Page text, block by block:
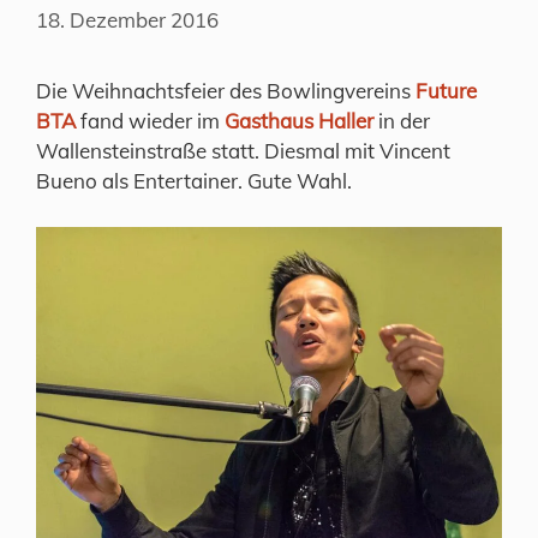
18. Dezember 2016
Die Weihnachtsfeier des Bowlingvereins Future
BTAfand wieder im Gasthaus Hallerin der
Wallensteinstraße statt. Diesmal mit Vincent
Bueno als Entertainer. Gute Wahl.